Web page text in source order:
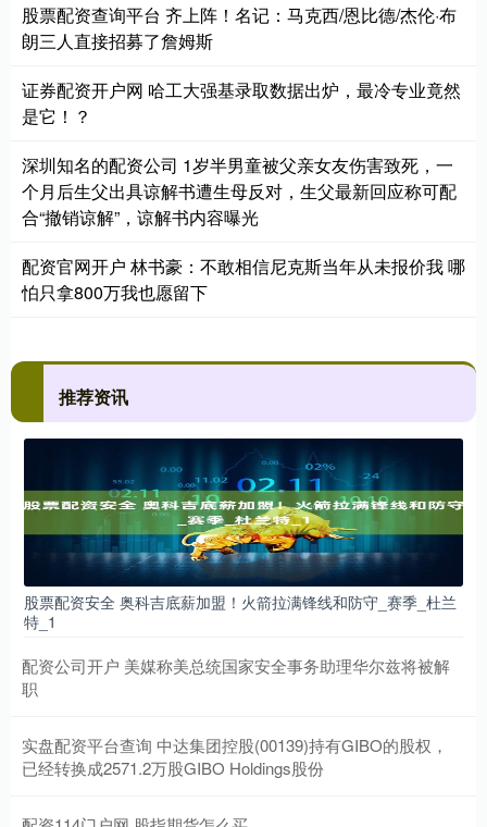
股票配资查询平台 齐上阵！名记：马克西/恩比德/杰伦·布
朗三人直接招募了詹姆斯
证券配资开户网 哈工大强基录取数据出炉，最冷专业竟然
是它！？
深圳知名的配资公司 1岁半男童被父亲女友伤害致死，一
个月后生父出具谅解书遭生母反对，生父最新回应称可配
合“撤销谅解”，谅解书内容曝光
配资官网开户 林书豪：不敢相信尼克斯当年从未报价我 哪
怕只拿800万我也愿留下
推荐资讯
股票配资安全 奥科吉底薪加盟！火箭拉满锋线和防守_赛季_杜兰
特_1
配资公司开户 美媒称美总统国家安全事务助理华尔兹将被解
职
实盘配资平台查询 中达集团控股(00139)持有GIBO的股权，
已经转换成2571.2万股GIBO Holdings股份